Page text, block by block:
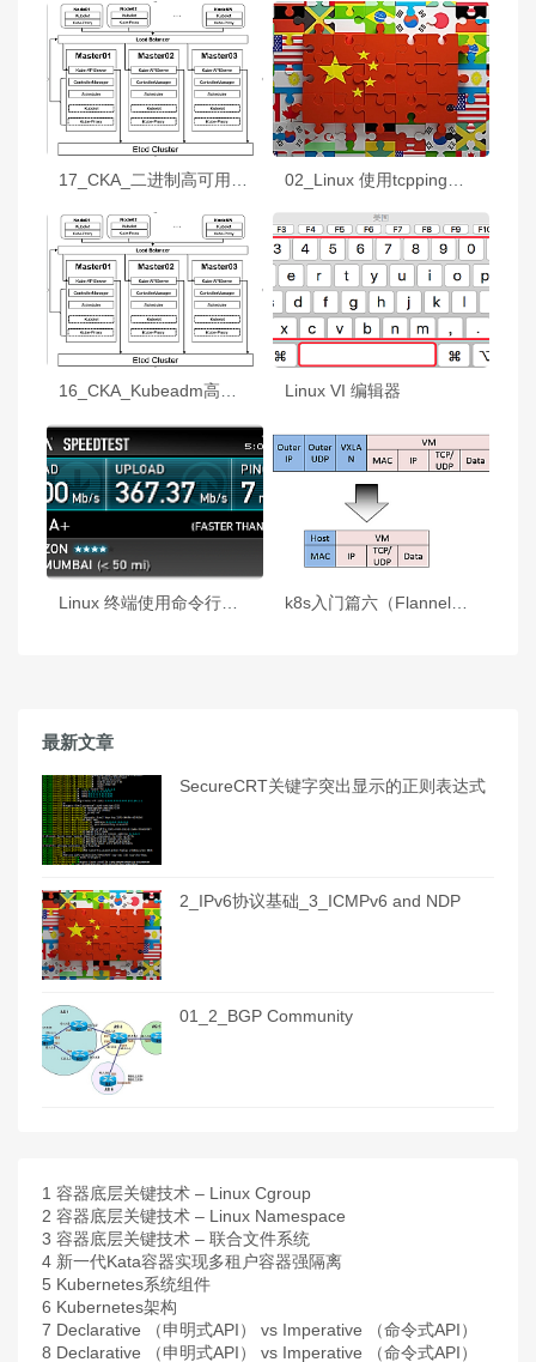
16_CKA_Kubeadm高可用安装k8s集群 Linux VI 编辑器
Linux 终端使用命令行工具 speedtest 测试网速 k8s入门篇六（Flannel和Calico对比）
最新文章
SecureCRT关键字突出显示的正则表达式
2_IPv6协议基础_3_ICMPv6 and NDP
01_2_BGP Community
1 容器底层关键技术 – Linux Cgroup
2 容器底层关键技术 – Linux Namespace
3 容器底层关键技术 – 联合文件系统
4 新一代Kata容器实现多租户容器强隔离
5 Kubernetes系统组件
6 Kubernetes架构
7 Declarative （申明式API） vs Imperative （命令式API）
8 Declarative （申明式API） vs Imperative （命令式API）